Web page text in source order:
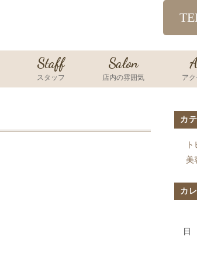
Staff
スタッフ
Salon
店内の雰囲気 ア
カ
美
カ
日